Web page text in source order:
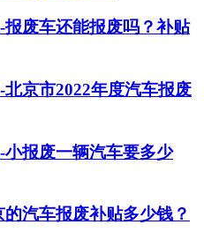
废车还能报废吗？补贴
京市2022年度汽车报废
报废一辆汽车要多少
汽车报废补贴多少钱？